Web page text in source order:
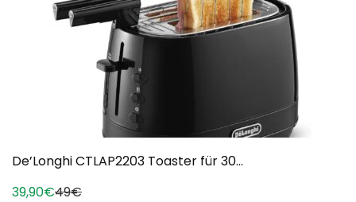
De’Longhi CTLAP2203 Toaster für 30...
39,90€49€